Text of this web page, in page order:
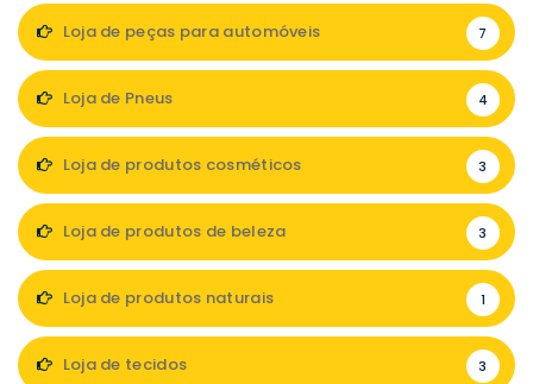
Loja de peças para automóveis 7
Loja de Pneus 4
Loja de produtos cosméticos 3
Loja de produtos de beleza 3
Loja de produtos naturais 1
Loja de tecidos 3